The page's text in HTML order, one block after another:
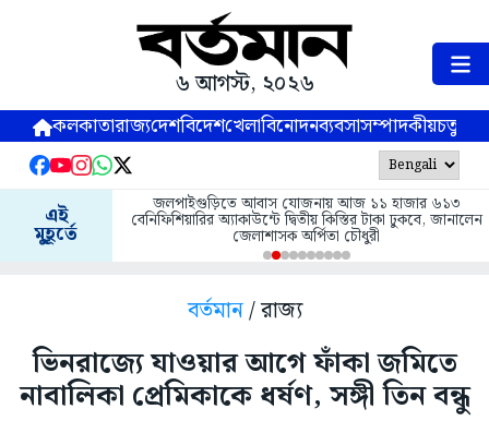
৬ আগস্ট, ২০২৬
কলকাতারাজ্যদেশবিদেশখেলাবিনোদনব্যবসাসম্পাদকীয়
এই
মুহূর্তে
জলপাইগুড়িতে আবাস যোজনায় আজ ১১ হাজার ৬১৩
বেনিফিশিয়ারির অ্যাকাউন্টে দ্বিতীয় কিস্তির টাকা ঢুকবে, জানালেন
জেলাশাসক অর্পিতা চৌধুরী
বর্তমান/ রাজ্য
ভিনরাজ্যে যাওয়ার আগে ফাঁকা জমিতে
নাবালিকা প্রেমিকাকে ধর্ষণ, সঙ্গী তিন বন্ধু